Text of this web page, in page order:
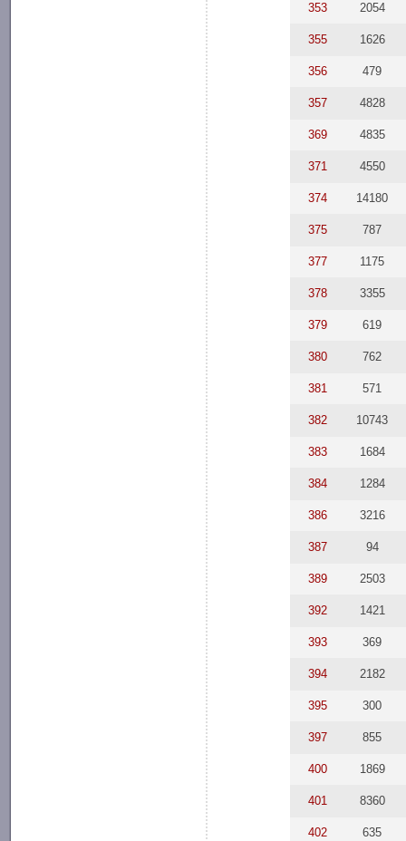
353 2054
355 1626
356 479
357 4828
369 4835
371 4550
374 14180
375 787
377 1175
378 3355
379 619
380 762
381 571
382 10743
383 1684
384 1284
386 3216
387 94
389 2503
392 1421
393 369
394 2182
395 300
397 855
400 1869
401 8360
402 635